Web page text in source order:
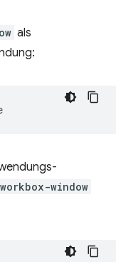
als
workbox-window